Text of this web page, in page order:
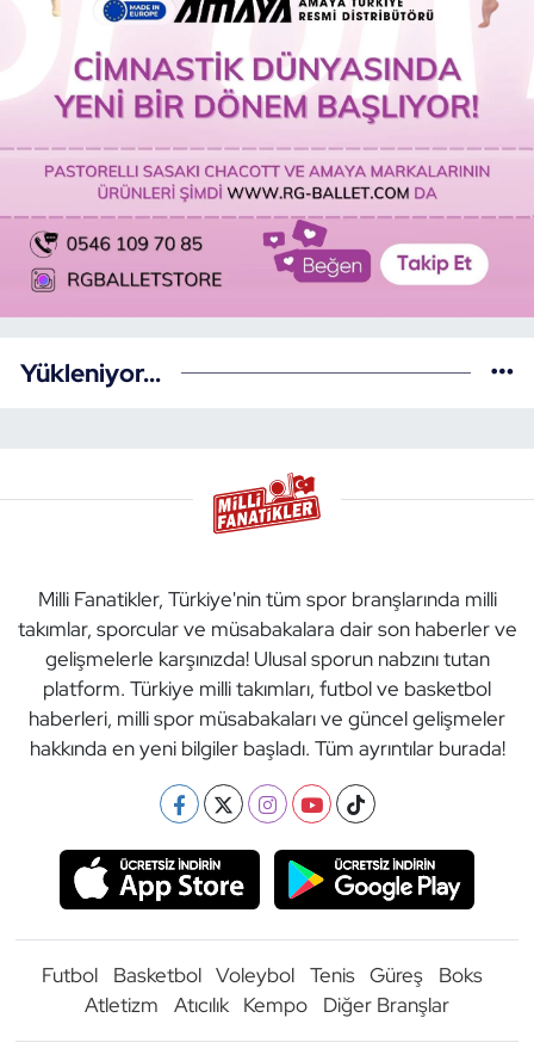
Yükleniyor...
Milli Fanatikler, Türkiye'nin tüm spor branşlarında milli
takımlar, sporcular ve müsabakalara dair son haberler ve
gelişmelerle karşınızda! Ulusal sporun nabzını tutan
platform. Türkiye milli takımları, futbol ve basketbol
haberleri, milli spor müsabakaları ve güncel gelişmeler
hakkında en yeni bilgiler başladı. Tüm ayrıntılar burada!
Futbol Basketbol Voleybol Tenis Güreş
Boks
Atletizm
Atıcılık Kempo Diğer Branşlar